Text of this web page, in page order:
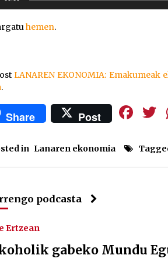
hemen.
LANAREN EKONOMIA:
.
Share Post
in Lanaren ekonomia
podcasta
Ertzean
gabeko Mundu